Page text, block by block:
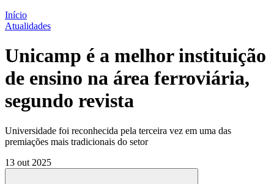
Início
Atualidades
Unicamp é a melhor instituição
de ensino na área ferroviária,
segundo revista
Universidade foi reconhecida pela terceira vez em uma das
premiações mais tradicionais do setor
13 out 2025